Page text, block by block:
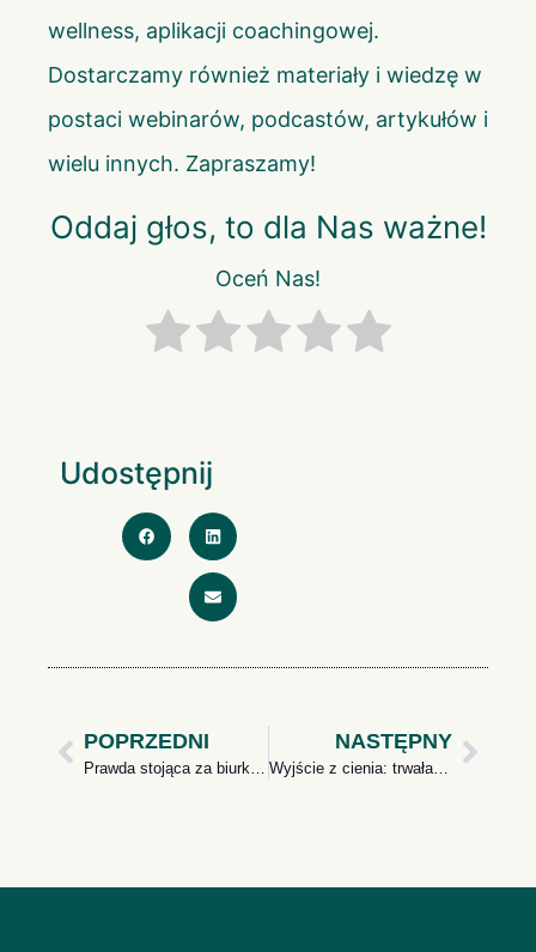
wellness, aplikacji coachingowej.
Dostarczamy również materiały i wiedzę w
postaci webinarów, podcastów, artykułów i
wielu innych. Zapraszamy!
Oddaj głos, to dla Nas ważne!
Oceń Nas!
Udostępnij
POPRZEDNI NASTĘPNY
Wyjście z cienia: trwała poprawa zdrowia psychicznego w miejscu pracy